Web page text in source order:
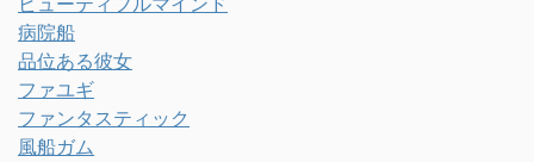
病院船
品位ある彼女
ファユギ
ファンタスティック
風船ガム